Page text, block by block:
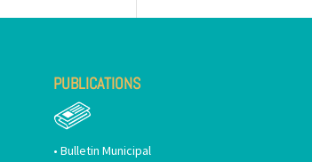
PUBLICATIONS
• Bulletin Municipal